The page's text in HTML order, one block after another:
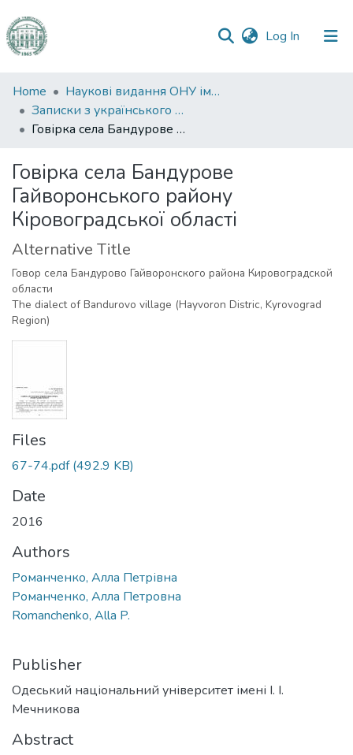
Log In (current)
Communities
&
Collections
Statistics
Home
Наукові видання ОНУ імені І. І. Мечникова
Записки з українського мовознавства
Говірка села Бандурове Гайворонського району Кіровоградської області
Говірка села Бандурове
Гайворонського району
Кіровоградської області
Alternative Title
Говор села Бандурово Гайворонского района Кировоградской
области
The dialect of Bandurovo village (Hayvoron Distric, Kyrovograd
Region)
Files
67-74.pdf(492.9 KB)
Date
2016
Authors
Романченко, Алла Петрівна
Романченко, Алла Петровна
Romanchenko, Alla P.
Publisher
Одеський національний університет імені І. І.
Мечникова
Abstract